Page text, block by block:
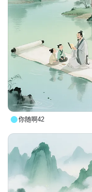
你随啊42